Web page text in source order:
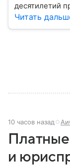
десятилетий
до одного из
материале —
Читать
10 часов назад
и